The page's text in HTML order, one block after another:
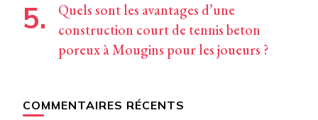
Quels sont les avantages d’une
construction court de tennis beton
poreux à Mougins pour les joueurs ?
COMMENTAIRES RÉCENTS